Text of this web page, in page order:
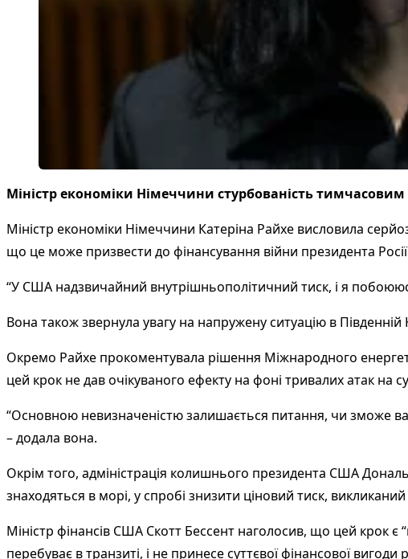
Міністр економіки Німеччини стурбованість
Міністр економіки Німеччини Катеріна Райхе висловила
що це може призвести до фінансування війни президента
“У США надзвичайний внутрішньополітичний тиск, і я
Вона також звернула увагу на напружену ситуацію в
Окремо Райхе прокоментувала рішення Міжнародного
цей крок не дав очікуваного ефекту на фоні тривалих атак на
“Основною невизначеністю залишається питання, чи зможе
– додала вона.
Окрім того, адміністрація колишнього президента США
знаходяться в морі, у спробі знизити ціновий тиск,
Міністр фінансів США Скотт Бессент наголосив, що цей крок
перебуває в транзиті, і не принесе суттєвої фінансової вигоди